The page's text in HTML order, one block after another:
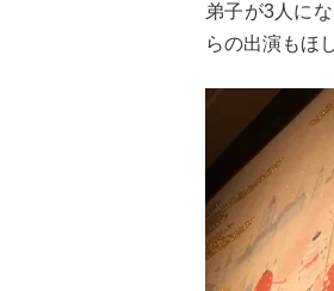
弟子が3人に
らの出演もほ